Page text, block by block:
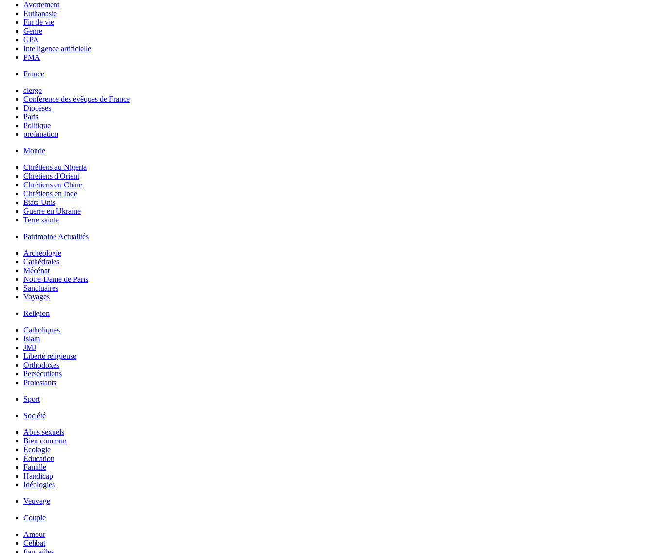
Avortement
Euthanasie
Fin de vie
Genre
GPA
Intelligence artificielle
PMA
France
clerge
Conférence des évêques de France
Diocèses
Paris
Politique
profanation
Monde
Chrétiens au Nigeria
Chrétiens d'Orient
Chrétiens en Chine
Chrétiens en Inde
États-Unis
Guerre en Ukraine
Terre sainte
Patrimoine Actualités
Archéologie
Cathédrales
Mécénat
Notre-Dame de Paris
Sanctuaires
Voyages
Religion
Catholiques
Islam
JMJ
Liberté religieuse
Orthodoxes
Persécutions
Protestants
Sport
Société
Abus sexuels
Bien commun
Écologie
Éducation
Famille
Handicap
Idéologies
Veuvage
Couple
Amour
Célibat